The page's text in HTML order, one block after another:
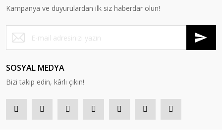
Kampanya ve duyurulardan ilk siz haberdar olun!
SOSYAL MEDYA
Bizi takip edin, kârlı çıkın!